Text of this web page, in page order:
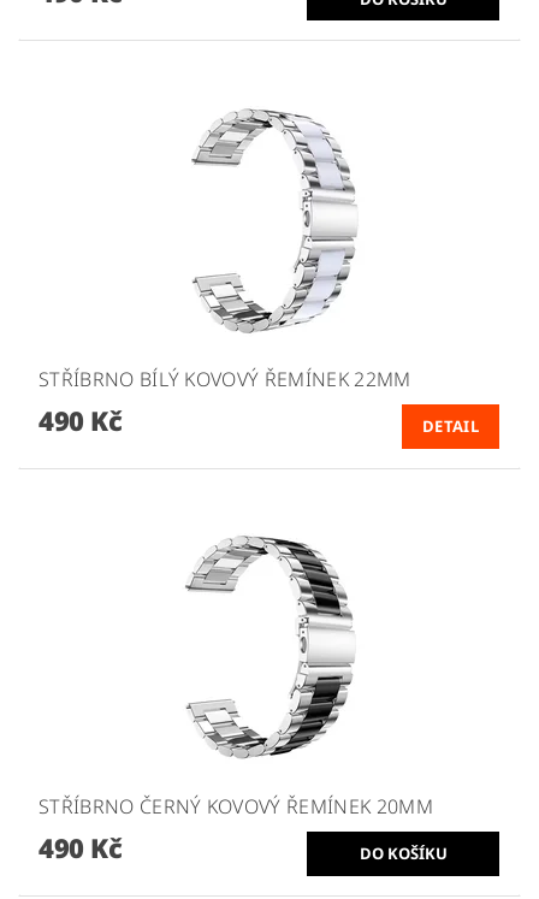
STŘÍBRNO BÍLÝ KOVOVÝ ŘEMÍNEK 22MM
490 Kč DETAIL
STŘÍBRNO ČERNÝ KOVOVÝ ŘEMÍNEK 20MM
490 Kč